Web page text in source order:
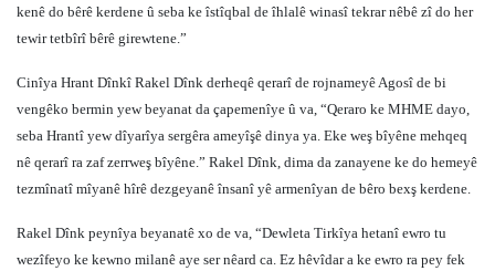
kenê do bêrê kerdene û seba ke îstîqbal de îhlalê winasî tekrar nêbê zî do her
tewir tetbîrî bêrê girewtene.”
Cinîya Hrant Dînkî Rakel Dînk derheqê qerarî de rojnameyê Agosî de bi
vengêko bermin yew beyanat da çapemenîye û va, “Qeraro ke MHME dayo,
seba Hrantî yew dîyarîya sergêra ameyîşê dinya ya. Eke weş bîyêne mehqeq
nê qerarî ra zaf zerrweş bîyêne.” Rakel Dînk, dima da zanayene ke do hemeyê
tezmînatî mîyanê hîrê dezgeyanê însanî yê armenîyan de bêro bexş kerdene.
Rakel Dînk peynîya beyanatê xo de va, “Dewleta Tirkîya hetanî ewro tu
wezîfeyo ke kewno milanê aye ser nêard ca. Ez hêvîdar a ke ewro ra pey fek